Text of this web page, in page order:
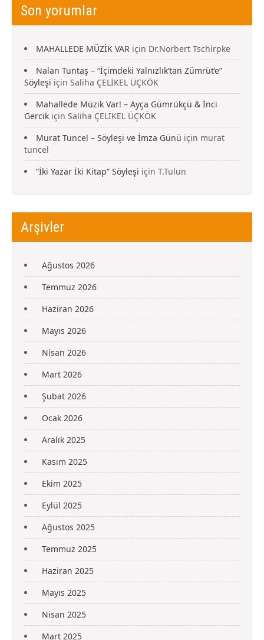
Son yorumlar
MAHALLEDE MÜZİK VAR için Dr.Norbert Tschirpke
Nalan Tuntaş – “İçimdeki Yalnızlık’tan Zümrüt’e”
Söyleşi için Saliha ÇELİKEL ÜÇKÖK
Mahallede Müzik Var! – Ayça Gümrükçü & İnci
Gercik için Saliha ÇELİKEL ÜÇKÖK
Murat Tuncel – Söyleşi ve İmza Günü için murat
tuncel
“İki Yazar İki Kitap” Söyleşi için T.Tulun
Arşivler
Ağustos 2026
Temmuz 2026
Haziran 2026
Mayıs 2026
Nisan 2026
Mart 2026
Şubat 2026
Ocak 2026
Aralık 2025
Kasım 2025
Ekim 2025
Eylül 2025
Ağustos 2025
Temmuz 2025
Haziran 2025
Mayıs 2025
Nisan 2025
Mart 2025